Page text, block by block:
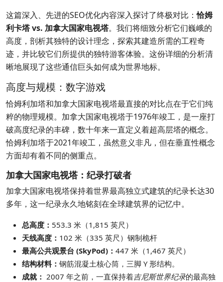
这篇深入、先进的SEO优化内容深入探讨了终极对比：恰姆
利卡塔 vs. 加拿大国家电视塔。我们将细致分析它们巍峨的
高度，剖析其独特的设计理念，探索其建造所需的工程奇
迹，并比较它们所提供的独特游客体验。这份详细的分析清
晰地展现了这些通信巨头如何成为世界地标。
高度与规模：数字游戏
恰姆利加塔和加拿大国家电视塔最直接的对比点在于它们纯
粹的物理规模。加拿大国家电视塔于1976年竣工，是一座打
破高度纪录的丰碑，数十年来一直定义着超高层塔的概念。
恰姆利加塔于2021年竣工，虽然意义非凡，但在垂直性概念
方面却有着不同的侧重点。
加拿大国家电视塔：纪录打破者
加拿大国家电视塔保持着世界最高独立式建筑的纪录长达30
多年，这一纪录永久地铭刻在全球建筑界的记忆中。
总高度： 553.3 米（1,815 英尺）
天线高度： 102 米（335 英尺）钢制桅杆
最高公共观景台 (SkyPod)： 447 米（1,467 英尺）
结构材料： 钢筋混凝土核心筒，三脚 Y 形结构。
成就： 2007 年之前，一直保持着吉尼斯世界纪录的最高独